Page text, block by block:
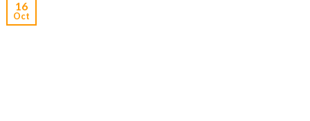
16
Oct